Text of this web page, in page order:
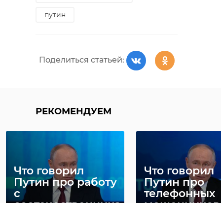
путин
Поделиться статьей:
РЕКОМЕНДУЕМ
Что говорил
Путин про работу
с
Что говорил
Путин про
телефонных